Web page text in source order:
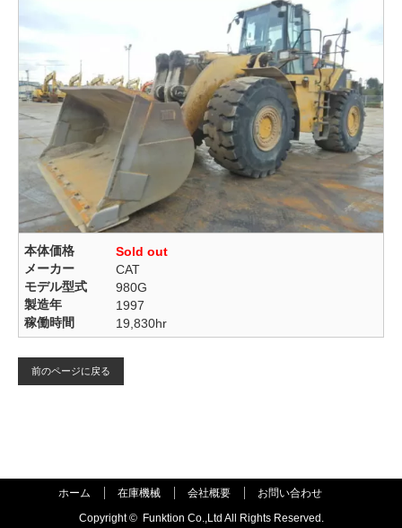
本体価格
Sold out
メーカー
CAT
モデル型式
980G
製造年
1997
稼働時間
19,830hr
前のページに戻る
ホーム 在庫機械 会社概要
お問い合わせ
Copyright © Funktion Co.,Ltd All Rights Reserved.